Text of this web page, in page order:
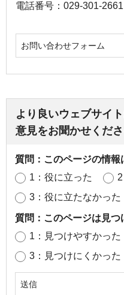
電話番号：029-301-2661
お問い合わせフォーム
より良いウェブサイ
意見をお聞かせくだ
質問：このページの情報
1：役に立った
3：役に立たなかった
質問：このページは見つ
1：見つけやすかった
3：見つけにくかった